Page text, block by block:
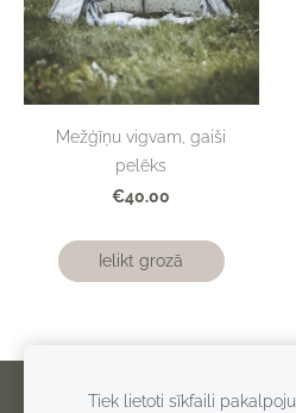
Mežģīņu vigvam, gaiši
pelēks
€40.00
Ielikt grozā
Privātuma politika
Tiek lietoti sīkfaili